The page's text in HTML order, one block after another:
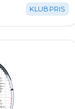
KLUBPRIS